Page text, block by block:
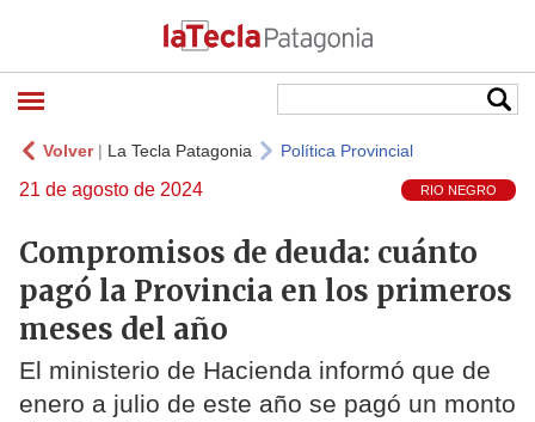
Volver| La Tecla Patagonia Política Provincial
21 de agosto de 2024 RIO NEGRO
Compromisos de deuda: cuánto
pagó la Provincia en los primeros
meses del año
El ministerio de Hacienda informó que de
enero a julio de este año se pagó un monto